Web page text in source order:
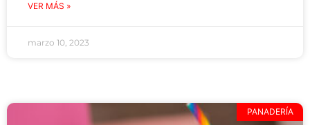
VER MÁS »
marzo 10, 2023
PANADERÍA